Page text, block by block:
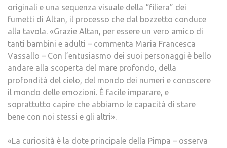
originali e una sequenza visuale della “filiera” dei
fumetti di Altan, il processo che dal bozzetto conduce
alla tavola. «Grazie Altan, per essere un vero amico di
tanti bambini e adulti – commenta Maria Francesca
Vassallo – Con l’entusiasmo dei suoi personaggi è bello
andare alla scoperta del mare profondo, della
profondità del cielo, del mondo dei numeri e conoscere
il mondo delle emozioni. È facile imparare, e
soprattutto capire che abbiamo le capacità di stare
bene con noi stessi e gli altri».
«La curiosità è la dote principale della Pimpa – osserva